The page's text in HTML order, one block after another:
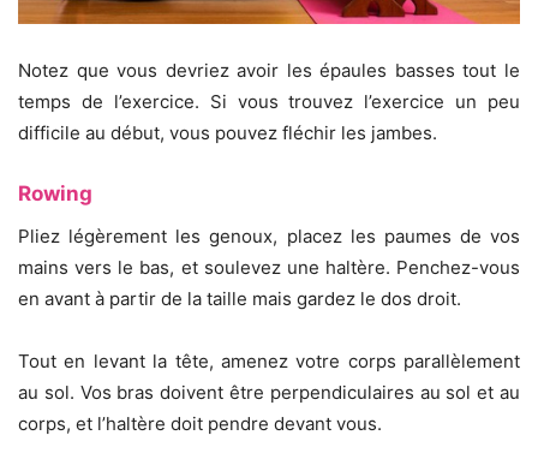
Notez que vous devriez avoir les épaules basses tout le
temps de l’exercice. Si vous trouvez l’exercice un peu
difficile au début, vous pouvez fléchir les jambes.
Rowing
Pliez légèrement les genoux, placez les paumes de vos
mains vers le bas, et soulevez une haltère. Penchez-vous
en avant à partir de la taille mais gardez le dos droit.
Tout en levant la tête, amenez votre corps parallèlement
au sol. Vos bras doivent être perpendiculaires au sol et au
corps, et l’haltère doit pendre devant vous.